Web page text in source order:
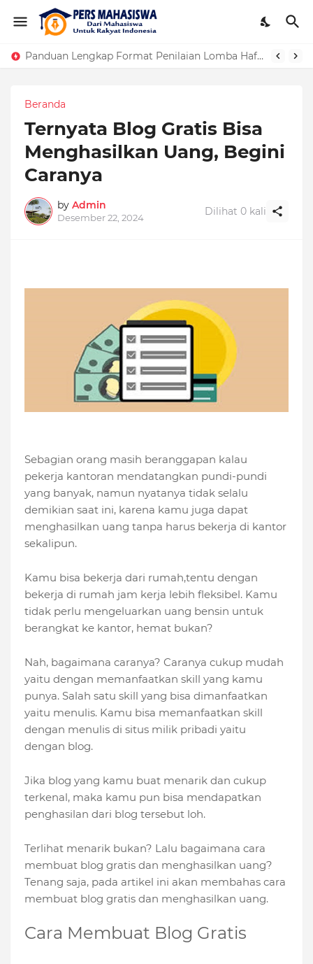
Panduan Lengkap Format Penilaian Lomba Hafalan Surat Pendek
Beranda
Ternyata Blog Gratis Bisa
Menghasilkan Uang, Begini
Caranya
by Admin
Desember 22, 2024
Dilihat 0 kali
Sebagian orang masih beranggapan kalau
pekerja kantoran mendatangkan pundi-pundi
yang banyak, namun nyatanya tidak selalu
demikian saat ini, karena kamu juga dapat
menghasilkan uang tanpa harus bekerja di kantor
sekalipun.
Kamu bisa bekerja dari rumah,tentu dengan
bekerja di rumah jam kerja lebih fleksibel. Kamu
tidak perlu mengeluarkan uang bensin untuk
berangkat ke kantor, hemat bukan?
Nah, bagaimana caranya? Caranya cukup mudah
yaitu dengan memanfaatkan skill yang kamu
punya. Salah satu skill yang bisa dimanfaatkan
yaitu menulis. Kamu bisa memanfaatkan skill
dengan menulis di situs milik pribadi yaitu
dengan blog.
Jika blog yang kamu buat menarik dan cukup
terkenal, maka kamu pun bisa mendapatkan
penghasilan dari blog tersebut loh.
Terlihat menarik bukan? Lalu bagaimana cara
membuat blog gratis dan menghasilkan uang?
Tenang saja, pada artikel ini akan membahas cara
membuat blog gratis dan menghasilkan uang.
Cara Membuat Blog Gratis